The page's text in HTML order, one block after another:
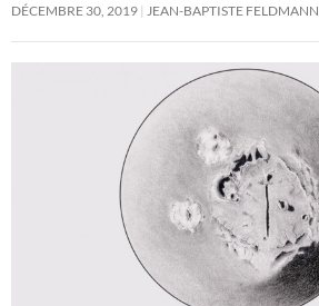
DÉCEMBRE 30, 2019
JEAN-BAPTISTE FELDMANN